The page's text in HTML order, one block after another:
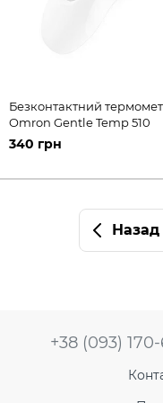
Безконтактний
Omron Gentle Temp 510
340 грн
Назад
+38 (093)